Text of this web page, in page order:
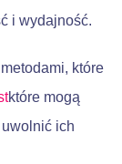
i wydajność.
które
które mogą
uwolnić ich